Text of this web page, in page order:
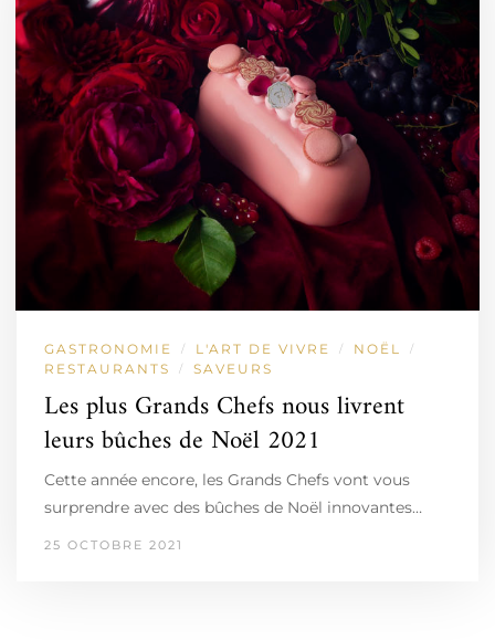
GASTRONOMIE / L'ART DE VIVRE / NOËL /
RESTAURANTS / SAVEURS
Les plus Grands Chefs nous livrent
leurs bûches de Noël 2021
Cette année encore, les Grands Chefs vont vous
surprendre avec des bûches de Noël innovantes…
25 OCTOBRE 2021